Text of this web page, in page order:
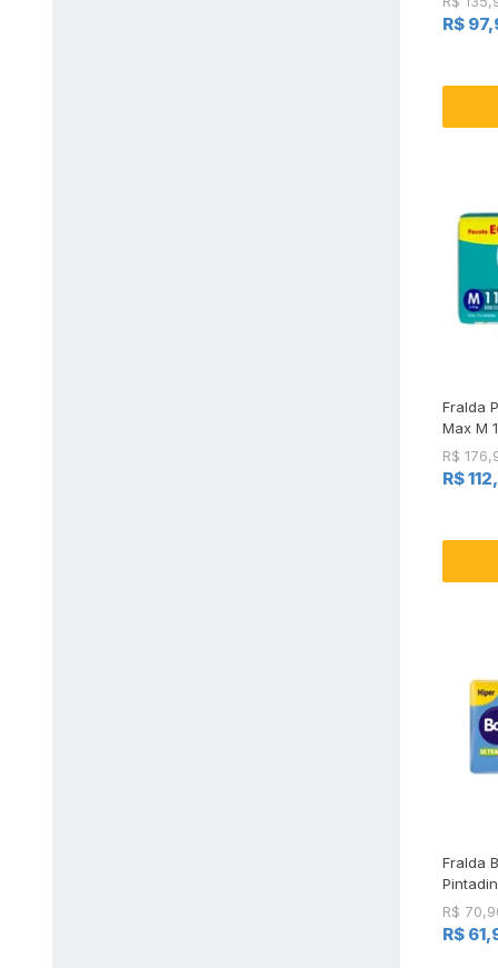
Pague
R$
Fralda
Max M
R$
R$
Fralda
R$
R$